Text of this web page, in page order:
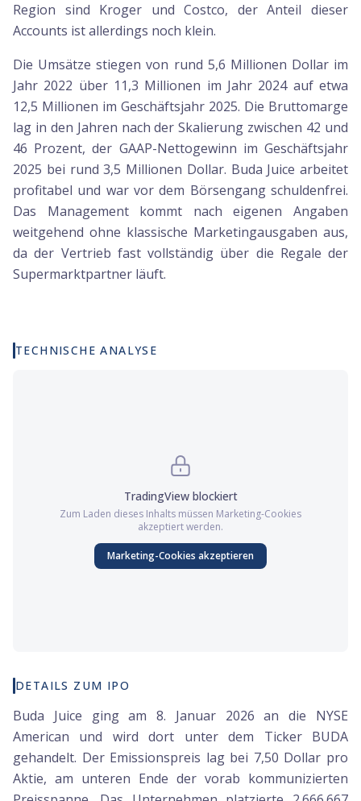
Region sind Kroger und Costco, der Anteil dieser
Accounts ist allerdings noch klein.
Die Umsätze stiegen von rund 5,6 Millionen Dollar im
Jahr 2022 über 11,3 Millionen im Jahr 2024 auf etwa
12,5 Millionen im Geschäftsjahr 2025. Die Bruttomarge
lag in den Jahren nach der Skalierung zwischen 42 und
46 Prozent, der GAAP-Nettogewinn im Geschäftsjahr
2025 bei rund 3,5 Millionen Dollar. Buda Juice arbeitet
profitabel und war vor dem Börsengang schuldenfrei.
Das Management kommt nach eigenen Angaben
weitgehend ohne klassische Marketingausgaben aus,
da der Vertrieb fast vollständig über die Regale der
Supermarktpartner läuft.
TECHNISCHE ANALYSE
TradingViewblockiert
Zum Laden dieses Inhalts müssen Marketing-Cookies
akzeptiert werden.
Marketing-Cookies akzeptieren
DETAILS ZUM IPO
Buda Juice ging am 8. Januar 2026 an die NYSE
American und wird dort unter dem Ticker BUDA
gehandelt. Der Emissionspreis lag bei 7,50 Dollar pro
Aktie, am unteren Ende der vorab kommunizierten